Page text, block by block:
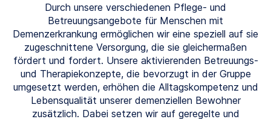
Durch unsere verschiedenen Pflege- und
Betreuungsangebote für Menschen mit
Demenzerkrankung ermöglichen wir eine speziell auf sie
zugeschnittene Versorgung, die sie gleichermaßen
fördert und fordert. Unsere aktivierenden Betreuungs-
und Therapiekonzepte, die bevorzugt in der Gruppe
umgesetzt werden, erhöhen die Alltagskompetenz und
Lebensqualität unserer demenziellen Bewohner
zusätzlich. Dabei setzen wir auf geregelte und